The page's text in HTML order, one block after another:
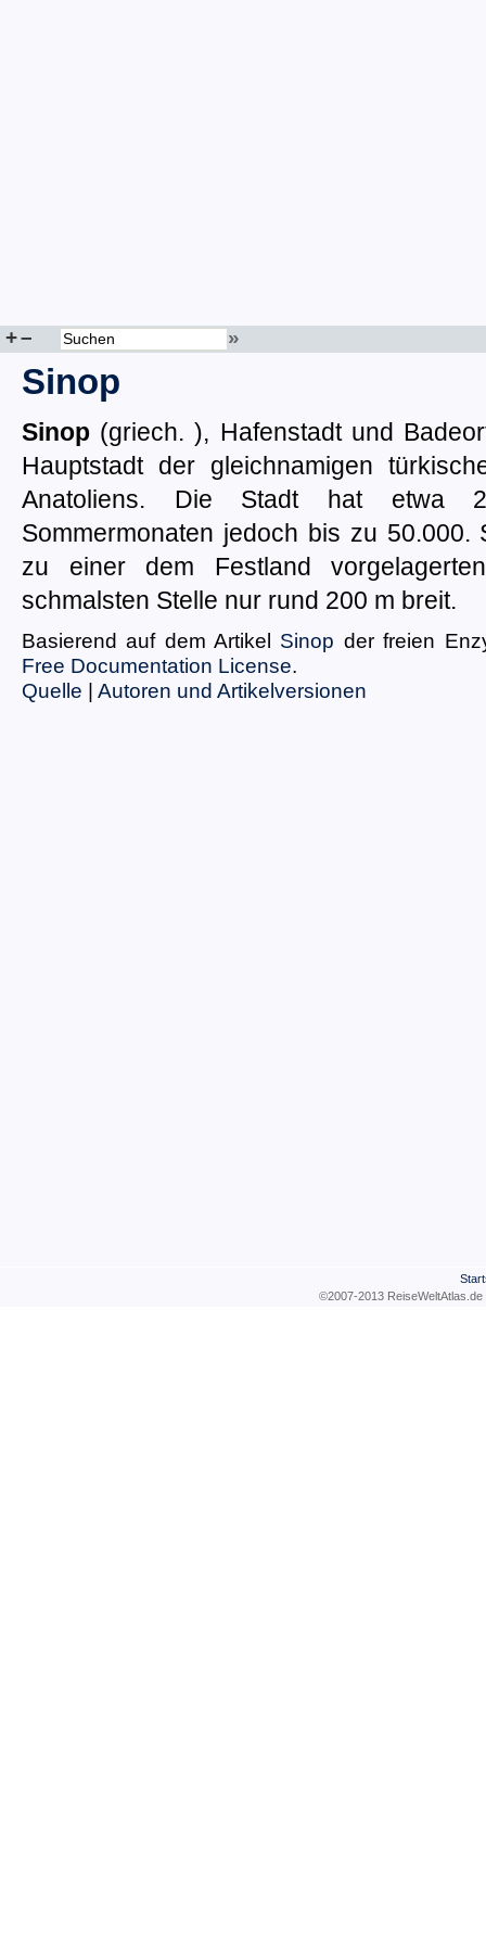
+– »
Sinop
Sinop (griech.), Hafenstadt und
Hauptstadt der gleichnamigen
Anatoliens. Die Stadt hat etwa
Sommermonaten jedoch bis zu
zu einer dem Festland
schmalsten Stelle nur rund 200 m breit.
Basierend auf dem Artikel Sinop der freien
Free Documentation License.
Quelle | Autoren und Artikelversionen
©2007-2013